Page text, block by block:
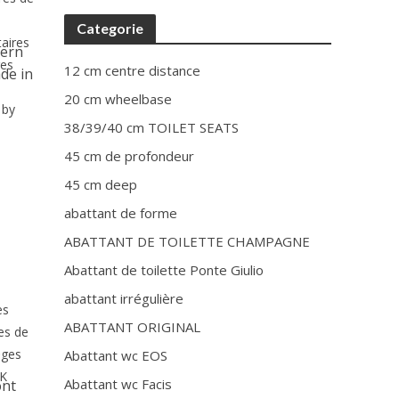
de
in
Categorie
12 cm centre distance
20 cm wheelbase
38/39/40 cm TOILET SEATS
45 cm de profondeur
45 cm deep
abattant de forme
ABATTANT DE TOILETTE CHAMPAGNE
Abattant de toilette Ponte Giulio
abattant irrégulière
ABATTANT ORIGINAL
Abattant wc EOS
Abattant wc Facis